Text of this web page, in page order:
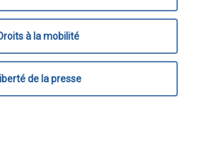
à la mobilité
de la presse